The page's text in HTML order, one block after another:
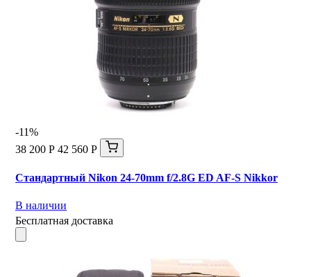
-11%
38 200 Р 42 560 Р
Стандартный Nikon 24-70mm f/2.8G ED AF-S Nikkor
В наличии
Бесплатная доставка